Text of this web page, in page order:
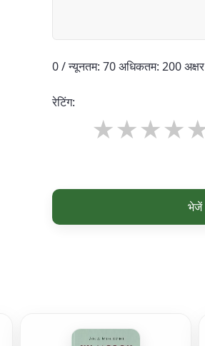
0 / न्यूनतम: 70 अधिकतम: 200 अक्षर
रेटिंग:
भेजें